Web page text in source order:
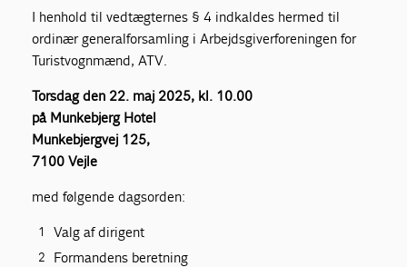
I henhold til vedtægternes § 4 indkaldes hermed til
ordinær generalforsamling i Arbejdsgiverforeningen for
Turistvognmænd, ATV.
Torsdag den 22. maj 2025, kl. 10.00
på Munkebjerg Hotel
Munkebjergvej 125,
7100 Vejle
med følgende dagsorden:
Valg af dirigent
Formandens beretning